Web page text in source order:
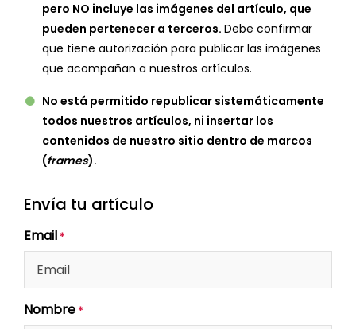
pero NO incluye las imágenes del artículo, que
pueden pertenecer a terceros. Debe confirmar
que tiene autorización para publicar las imágenes
que acompañan a nuestros artículos.
No está permitido republicar sistemáticamente
todos nuestros artículos, ni insertar los
contenidos de nuestro sitio dentro de marcos
(frames).
Envía tu artículo
Email*
Nombre*